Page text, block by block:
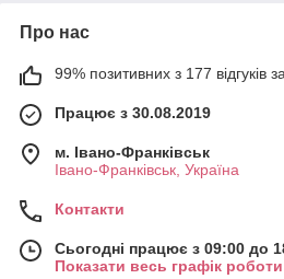
Про нас
99% позитивних з 177 відгуків
Працює з 30.08.2019
м. Івано-Франківськ
Івано-Франківськ, Україна
Контакти
Сьогодні працює з 09:00 до
Показати весь графік роботи